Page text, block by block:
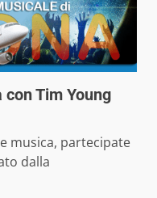
Tim Young
musica, partecipate
dalla